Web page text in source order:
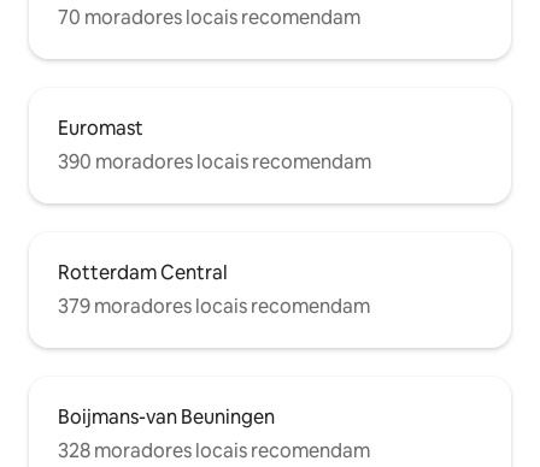
70 moradores locais recomendam
Euromast
390 moradores locais recomendam
Rotterdam Central
379 moradores locais recomendam
Boijmans-van Beuningen
328 moradores locais recomendam